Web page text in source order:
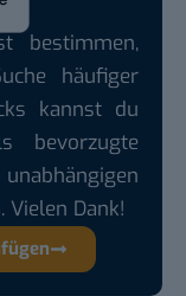
bestimmen,
häufiger
kannst du
bevorzugte
Dank!